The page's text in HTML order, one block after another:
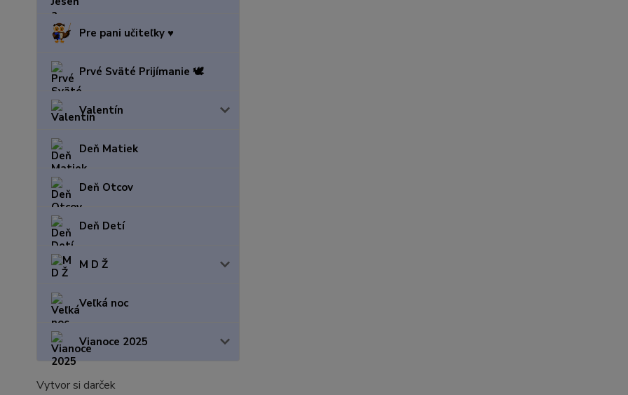
Pre pani učiteľky ♥️
Prvé Sväté Prijímanie 🕊️
Valentín
Deň Matiek
Deň Otcov
Deň Detí
M D Ž
Veľká noc
Vianoce 2025
Vytvor si darček